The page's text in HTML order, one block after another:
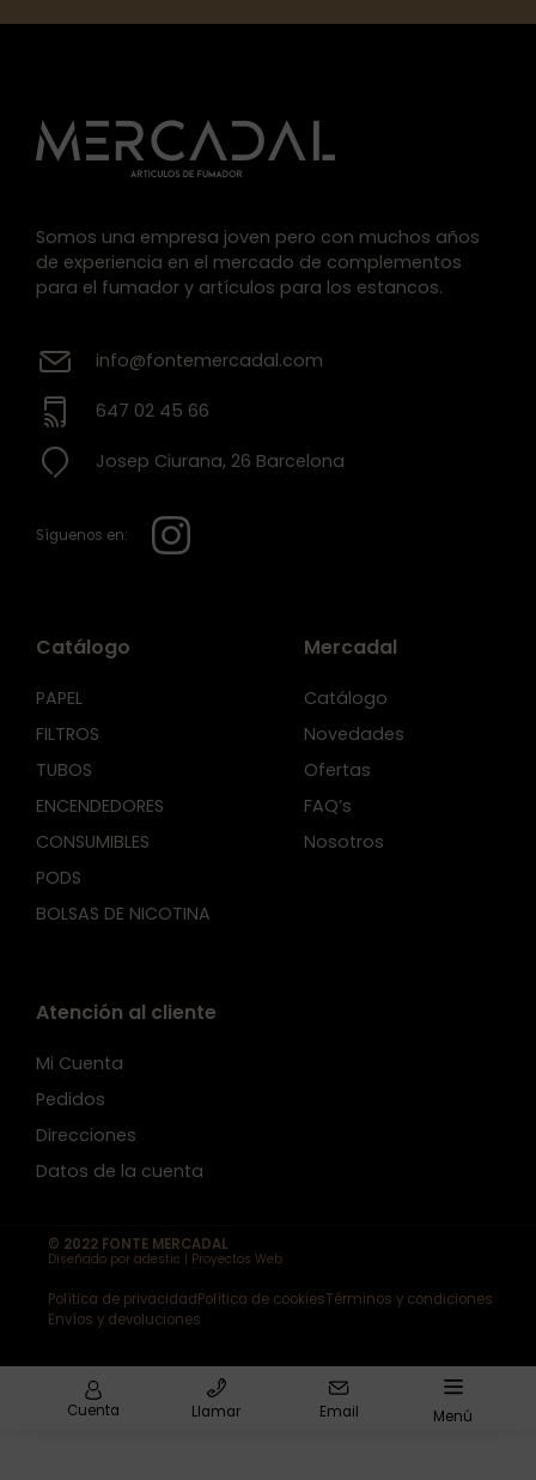
Somos una empresa joven pero con muchos años
de experiencia en el mercado de complementos
para el fumador y artículos para los estancos.
info@fontemercadal.com
647 02 45 66
Josep Ciurana, 26 Barcelona
Síguenos en:
Catálogo
PAPEL
FILTROS
TUBOS
ENCENDEDORES
CONSUMIBLES
PODS
BOLSAS DE NICOTINA
Mercadal
Catálogo
Novedades
Ofertas
FAQ’s
Nosotros
Atención al cliente
Mi Cuenta
Pedidos
Direcciones
Datos de la cuenta
© 2022 FONTE MERCADAL
Diseñado por adestic | Proyectos Web
Política de privacidadPolítica de cookiesTérminos y condiciones
Envíos y devoluciones
Cuenta Llamar Email Menú